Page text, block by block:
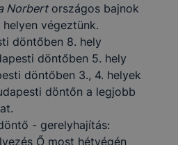
Norbertországos bajnok
végeztünk.
döntőben 8. hely
döntőben 5. hely
döntőben 3., 4. helyek
döntőn a legjobb
- gerelyhajítás:
Ő most hétvégén